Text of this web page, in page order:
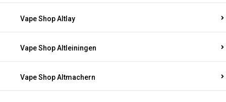
Vape Shop Altlay
Vape Shop Altleiningen
Vape Shop Altmachern